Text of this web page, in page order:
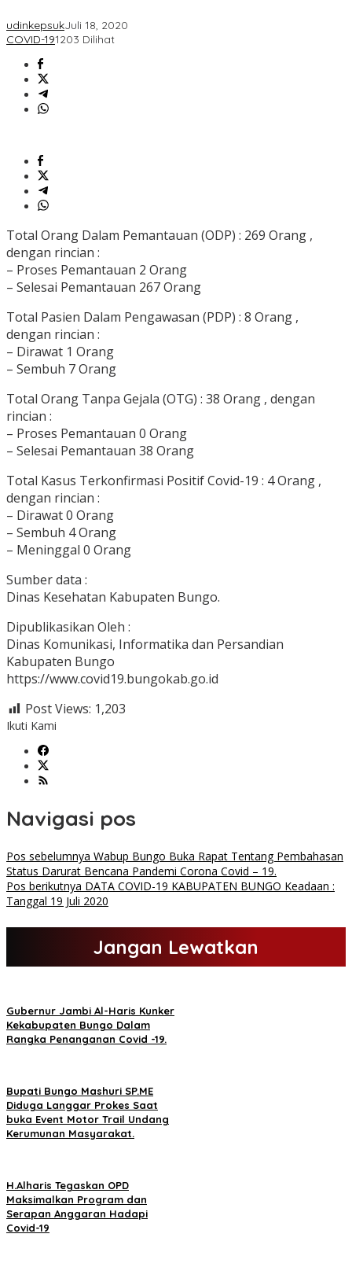
udinkepsukJuli 18, 2020
COVID-191203 Dilihat
Total Orang Dalam Pemantauan (ODP) : 269 Orang ,
dengan rincian :
– Proses Pemantauan 2 Orang
– Selesai Pemantauan 267 Orang
Total Pasien Dalam Pengawasan (PDP) : 8 Orang ,
dengan rincian :
– Dirawat 1 Orang
– Sembuh 7 Orang
Total Orang Tanpa Gejala (OTG) : 38 Orang , dengan
rincian :
– Proses Pemantauan 0 Orang
– Selesai Pemantauan 38 Orang
Total Kasus Terkonfirmasi Positif Covid-19 : 4 Orang ,
dengan rincian :
– Dirawat 0 Orang
– Sembuh 4 Orang
– Meninggal 0 Orang
Sumber data :
Dinas Kesehatan Kabupaten Bungo.
Dipublikasikan Oleh :
Dinas Komunikasi, Informatika dan Persandian
Kabupaten Bungo
https://www.covid19.bungokab.go.id
Post Views: 1,203
Ikuti Kami
Navigasi pos
Pos sebelumnya Wabup Bungo Buka Rapat Tentang Pembahasan
Status Darurat Bencana Pandemi Corona Covid – 19.
Pos berikutnya DATA COVID-19 KABUPATEN BUNGO Keadaan :
Tanggal 19 Juli 2020
Jangan Lewatkan
Gubernur Jambi Al-Haris Kunker
Kekabupaten Bungo Dalam
Rangka Penanganan Covid -19.
Bupati Bungo Mashuri SP.ME
Diduga Langgar Prokes Saat
buka Event Motor Trail Undang
Kerumunan Masyarakat.
H.Alharis Tegaskan OPD
Maksimalkan Program dan
Serapan Anggaran Hadapi
Covid-19